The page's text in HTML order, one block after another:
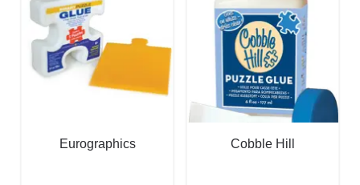
Eurographics Cobble Hill